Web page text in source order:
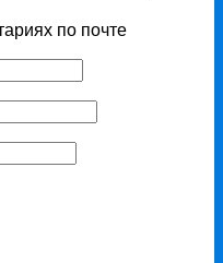
по почте